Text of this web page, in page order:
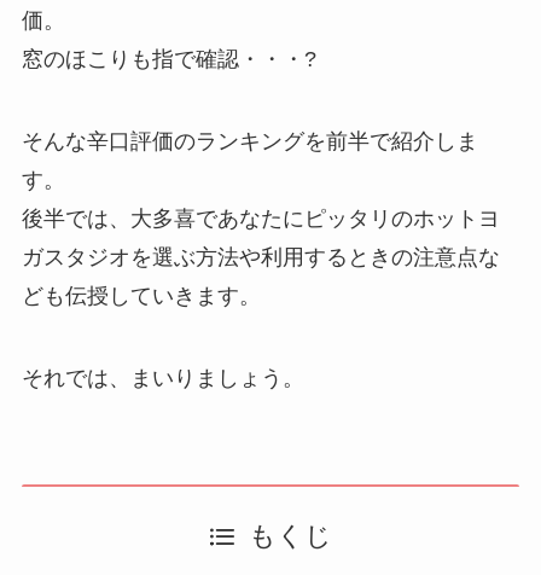
価。
窓のほこりも指で確認・・・?
そんな辛口評価のランキングを前半で紹介しま
す。
後半では、大多喜であなたにピッタリのホットヨ
ガスタジオを選ぶ方法や利用するときの注意点な
ども伝授していきます。
それでは、まいりましょう。
もくじ